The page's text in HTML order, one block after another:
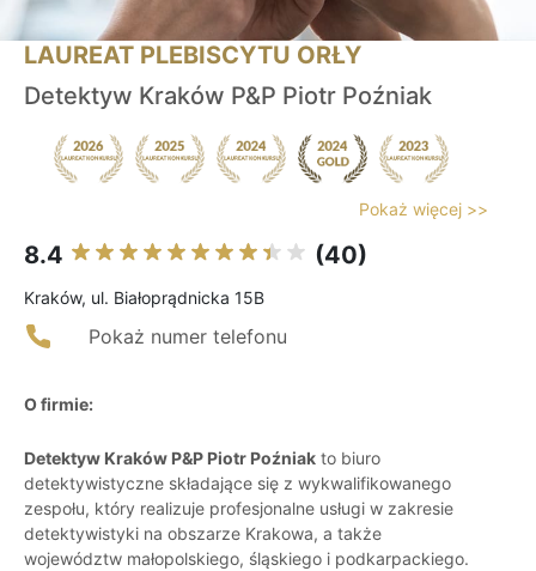
LAUREAT PLEBISCYTU ORŁY
Detektyw Kraków P&P Piotr Poźniak
Pokaż więcej >>
8.4 (40)
Kraków, ul. Białoprądnicka 15B
Pokaż numer telefonu
O firmie:
Detektyw Kraków P&P Piotr Poźniak to biuro
detektywistyczne składające się z wykwalifikowanego
zespołu, który realizuje profesjonalne usługi w zakresie
detektywistyki na obszarze Krakowa, a także
województw małopolskiego, śląskiego i podkarpackiego.